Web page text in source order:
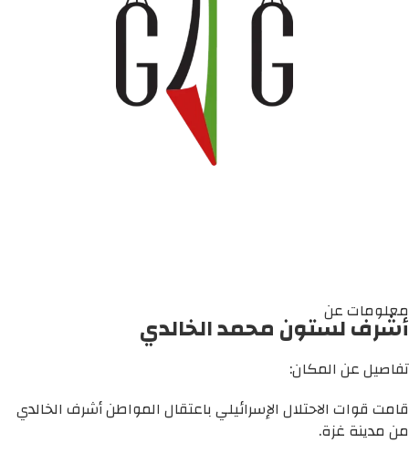
معلومات عن
أشرف لستون محمد الخالدي
تفاصيل عن المكان:
قامت قوات الاحتلال الإسرائيلي باعتقال المواطن أشرف الخالدي
من مدينة غزة.